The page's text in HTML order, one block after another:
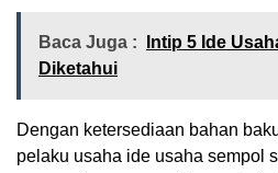
Baca Juga :
Intip 5 Ide
Diketahui
Dengan ketersediaan bahan
pelaku usaha ide usaha sempol